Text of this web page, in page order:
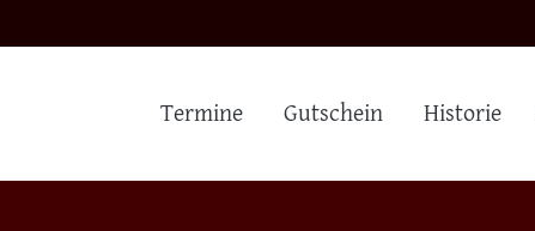
Termine Gutschein Historie